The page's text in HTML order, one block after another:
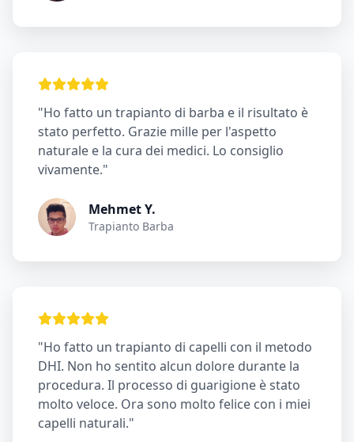
"Ho fatto un trapianto di barba e il risultato è
stato perfetto. Grazie mille per l'aspetto
naturale e la cura dei medici. Lo consiglio
vivamente."
Mehmet Y.
Trapianto Barba
"Ho fatto un trapianto di capelli con il metodo
DHI. Non ho sentito alcun dolore durante la
procedura. Il processo di guarigione è stato
molto veloce. Ora sono molto felice con i miei
capelli naturali."